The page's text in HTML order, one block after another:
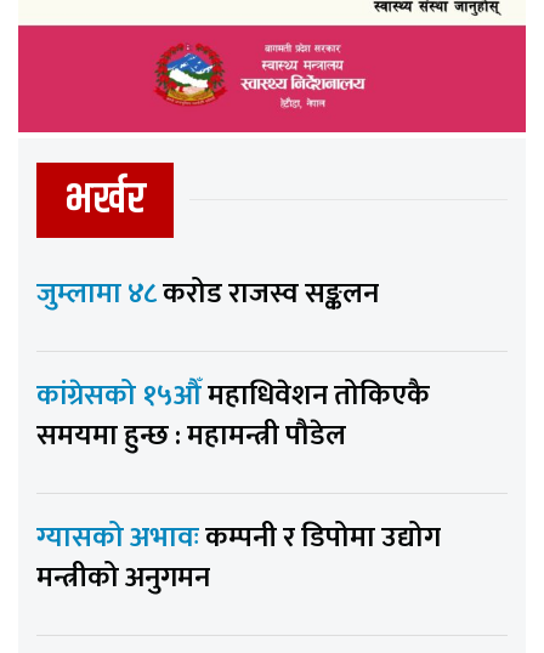
भर्खर
जुम्लामा ४८करोड राजस्व सङ्कलन
कांग्रेसको १५औँमहाधिवेशन तोकिएकै
समयमा हुन्छ : महामन्त्री पौडेल
ग्यासको अभावःकम्पनी र डिपोमा उद्योग
मन्त्रीको अनुगमन